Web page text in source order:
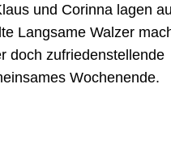
und Corinna lagen
Langsame Walzer
doch zufriedenstellende
Wochenende.